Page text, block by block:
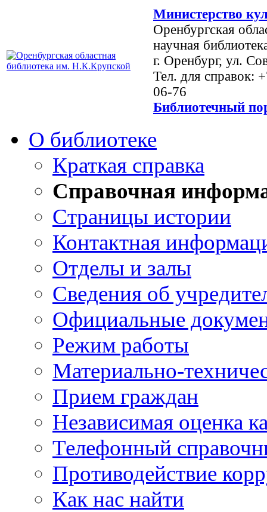
Министерство
Оренбургская
научная
г. Оренбург, ул.
Тел. для справок:
06-76
Библиотечный
О библиотеке
Краткая справка
Справочная
Страницы истории
Контактная
Отделы и залы
Сведения об
Официальные
Режим работы
Материально-
Прием граждан
Независимая оценка
Телефонный
Противодействие
Как нас найти